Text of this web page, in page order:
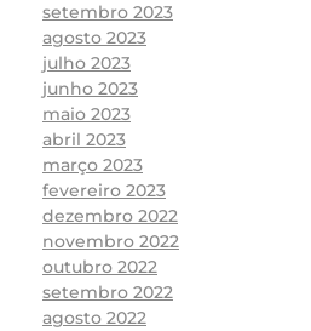
setembro 2023
agosto 2023
julho 2023
junho 2023
maio 2023
abril 2023
março 2023
fevereiro 2023
dezembro 2022
novembro 2022
outubro 2022
setembro 2022
agosto 2022